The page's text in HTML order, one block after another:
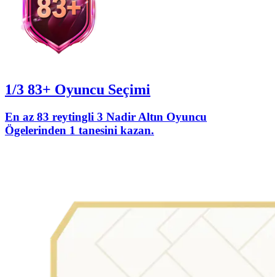
1/3 83+ Oyuncu Seçimi
En az 83 reytingli 3 Nadir Altın Oyuncu
Ögelerinden 1 tanesini kazan.